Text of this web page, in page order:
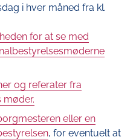
i hver måned fra kl.
for at se med
og referater fra
møder.
eller en
, for eventuelt at